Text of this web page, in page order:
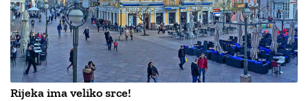
Rijeka ima veliko srce!